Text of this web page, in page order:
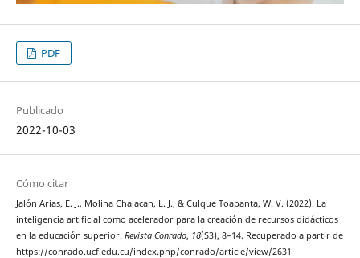
PDF
Publicado
2022-10-03
Cómo citar
Jalón Arias, E. J., Molina Chalacan, L. J., & Culque Toapanta, W. V. (2022). La
inteligencia artificial como acelerador para la creación de recursos didácticos
en la educación superior. Revista Conrado, 18(S3), 8–14. Recuperado a partir de
https://conrado.ucf.edu.cu/index.php/conrado/article/view/2631